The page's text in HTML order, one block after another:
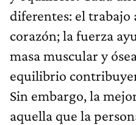
diferentes: el trabajo
corazón; la fuerza
masa muscular y
equilibrio
Sin embargo, la
aquella que la